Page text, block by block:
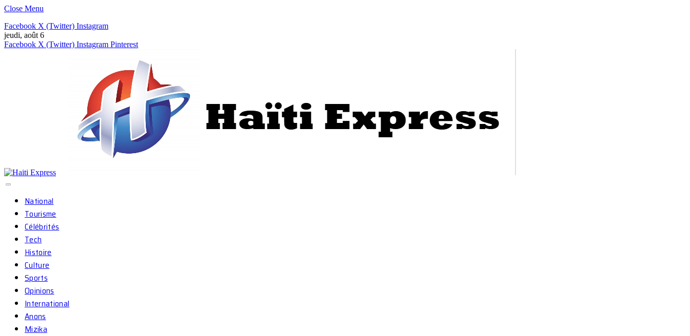
Close Menu
Facebook X (Twitter) Instagram
jeudi, août 6
Facebook X (Twitter) Instagram Pinterest
National
Tourisme
Célébrités
Tech
Histoire
Culture
Sports
Opinions
International
Anons
Mizika